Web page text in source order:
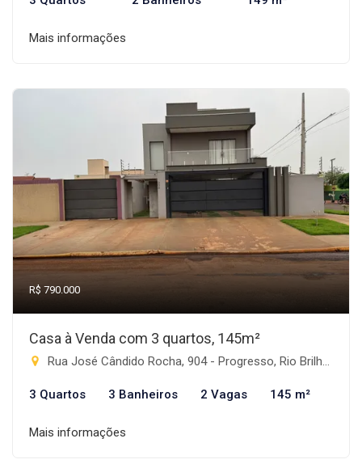
Mais informações
R$ 790.000
Casa à Venda com 3 quartos, 145m²
Rua José Cândido Rocha, 904 - Progresso, Rio Brilhante-MS
3 Quartos 3 Banheiros 2 Vagas 145 m²
Mais informações